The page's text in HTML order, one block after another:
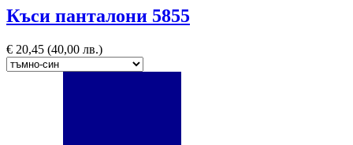
Къси панталони 5855
€ 20,45 (40,00 лв.)